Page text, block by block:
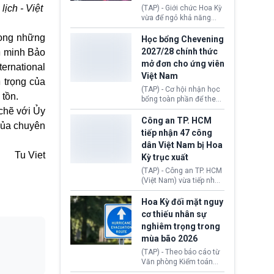
lịch - Việt
những
minh Bảo
trọng của
với Ủy
chuyên
Tu Viet
Brexit “do nhầm lẫn”.
Động thái này làm dấy
lên lo ngại về việc thực
thi Thỏa thuận Rút khỏi
Liên minh châu Âu
(Withdrawal
Agreement).
(TAP) - Giới chức Hoa Kỳ
vừa để ngỏ khả năng
sớm đạt thỏa thuận với
Iran nhằm mở lại eo biển
Hormuz, mở đường cho
việc khôi phục hoạt
động hàng hải. Những
tín hiệu ngoại giao tích
cực này lập tức tác động
đến thị trường năng
lượng, kéo giá dầu thế
giới lùi sâu xuống dưới
mức 80 USD/thùng.
Học bổng Chevening
2027/28 chính thức
mở đơn cho ứng viên
Việt Nam
(TAP) - Cơ hội nhận học
bổng toàn phần để theo
học chương trình thạc sĩ
tại Vương quốc Anh đã
chính thức quay trở lại.
Học bổng Chevening
2027/28 của Chính phủ
Anh vừa mở cổng ứng
tuyển dành riêng ứng
viên Việt Nam, hỗ trợ
toàn bộ chi phí học tập
cùng nhiều quyền lợi
trong suốt một năm
học.
Công an TP. HCM
tiếp nhận 47 công
dân Việt Nam bị Hoa
Kỳ trục xuất
(TAP) - Công an TP. HCM
(Việt Nam) vừa tiếp nhận
47 công dân Việt Nam bị
Hoa Kỳ trục xuất về
nước. Đây là đợt có số
lượng lớn nhất từ đầu
năm 2026 đến nay, phản
ánh xu hướng gia tăng
các trường hợp trục
xuất.
Hoa Kỳ đối mặt nguy
cơ thiếu nhân sự
nghiêm trọng trong
mùa bão 2026
(TAP) - Theo báo cáo từ
Văn phòng Kiểm toán
Chính phủ (GAO), Cơ